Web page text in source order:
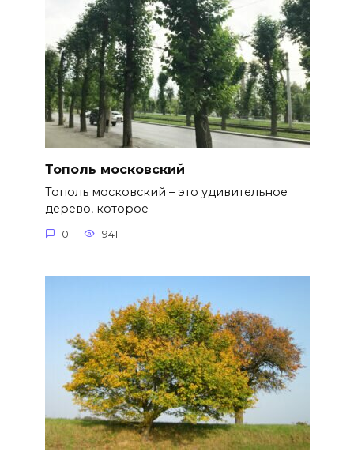
Тополь московский
Тополь московский – это удивительное
дерево, которое
0 941